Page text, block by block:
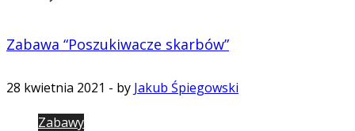
Zabawa “Poszukiwacze skarbów”
28 kwietnia 2021 - by Jakub Śpiegowski
Zabawy